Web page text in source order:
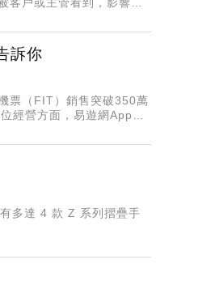
訴你
票（FIT）銷售突破350萬
經營方面，易遊網App累
多達 4 款 Z 系列摺疊手